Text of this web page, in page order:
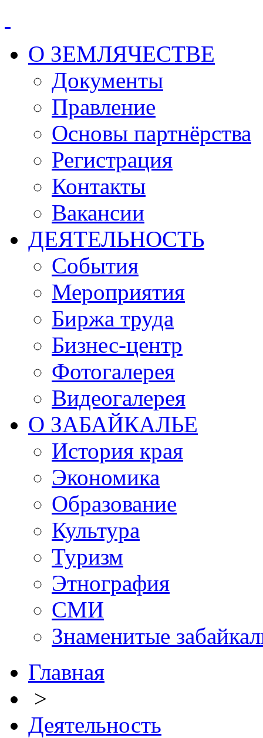
О ЗЕМЛЯЧЕСТВЕ
Документы
Правление
Основы партнёрства
Регистрация
Контакты
Вакансии
ДЕЯТЕЛЬНОСТЬ
События
Мероприятия
Биржа труда
Бизнес-центр
Фотогалерея
Видеогалерея
О ЗАБАЙКАЛЬЕ
История края
Экономика
Образование
Культура
Туризм
Этнография
СМИ
Знаменитые
Главная
>
Деятельность